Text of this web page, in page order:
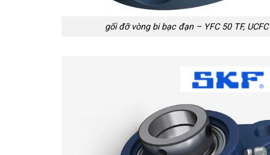
gối đỡ vòng bi bạc đạn – YFC 50 TF,